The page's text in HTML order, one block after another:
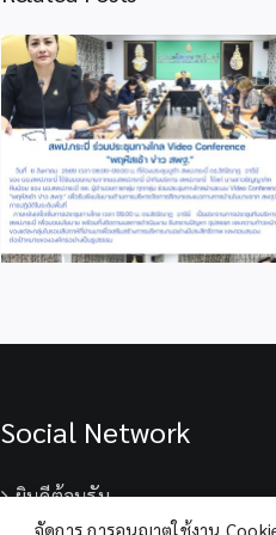
จัดการ การอนุญาตใช้งาน
info 6-1
Social Network
ยินดีต้อนรับ